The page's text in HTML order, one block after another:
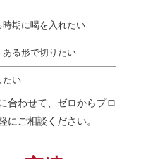
期に喝を入れたい
る形で切りたい
たい
合わせて、ゼロからプロ
にご相談ください。